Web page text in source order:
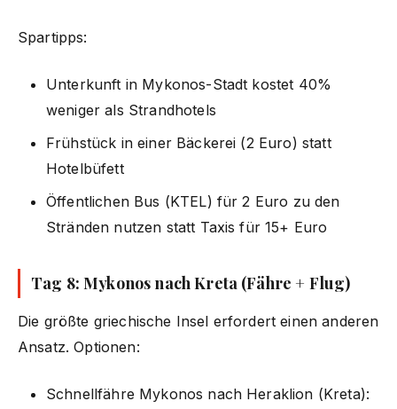
Spartipps:
Unterkunft in Mykonos-Stadt kostet 40%
weniger als Strandhotels
Frühstück in einer Bäckerei (2 Euro) statt
Hotelbüfett
Öffentlichen Bus (KTEL) für 2 Euro zu den
Stränden nutzen statt Taxis für 15+ Euro
Tag 8: Mykonos nach Kreta (Fähre + Flug)
Die größte griechische Insel erfordert einen anderen
Ansatz. Optionen:
Schnellfähre Mykonos nach Heraklion (Kreta):